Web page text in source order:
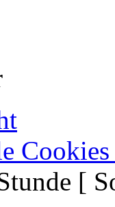
Cookies
[